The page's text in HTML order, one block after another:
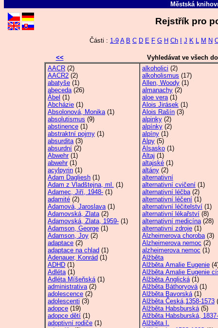
Městská
Rejstřík pro
Části : 1-9 A B C D E F G H Ch J K L M N
<<
Vyhledávat ve všech
AACR (2)
AACR2 (2)
abatyše (1)
abeceda(26)
Ábel (1)
Abcházie (1)
Absolonová, Monika(1)
absolutismus (9)
abstinence (1)
abstraktní pojmy (1)
absurdita(3)
absurdní (2)
Abwehr(1)
abwehr(1)
acylpyrin (1)
Adam Dagliesh (1)
Adam z Vladštejna, ml. (1)
Adamec, Jiří, 1948- (1)
adamité (2)
Adamová, Jaroslava(1)
Adamovská, Zlata(2)
Adamovská, Zlata, 1959- (1)
Adamson, George (1)
Adamson, Joy (2)
adaptace (2)
adaptace na chlad (1)
Adenauer, Konrád (1)
ADHD (1)
Adléta(1)
Adléta Míšeňská(1)
administrativa(2)
adolescence (2)
adolescenti (3)
adopce (19)
adopce dětí (1)
adoptivní rodiče (1)
alkoholici (2)
alkoholismus (17)
Allen, Woody (1)
almanachy (2)
aloe vera(1)
Alois Jirásek (1)
Alois Rašín (3)
alpinky (2)
alpínky (2)
alpíny (1)
Alpy (5)
Alsasko (1)
Altaj (1)
altajské (1)
altány (2)
alternativní
alternativní cvičení (1)
alternativní léčba(2)
alternativní léčení (1)
alternativní léčitelství (1)
alternativní lékařství (8)
alternativní medicína(28)
alternativní zdroje (1)
Alzheimerova choroba(3)
Alzheimerova nemoc (2)
alzheimerova nemoc (1)
Alžběta
Alžběta Amalie Eugenie
Alžběta Amalie Eugenie
Alžběta Anglická(1)
Alžběta Báthoryová(1)
Alžběta Bavorská(1)
Alžběta Česká,1358-1573
Alžběta Habsburská(5)
Alžběta Habsburská,
Alžběta I.